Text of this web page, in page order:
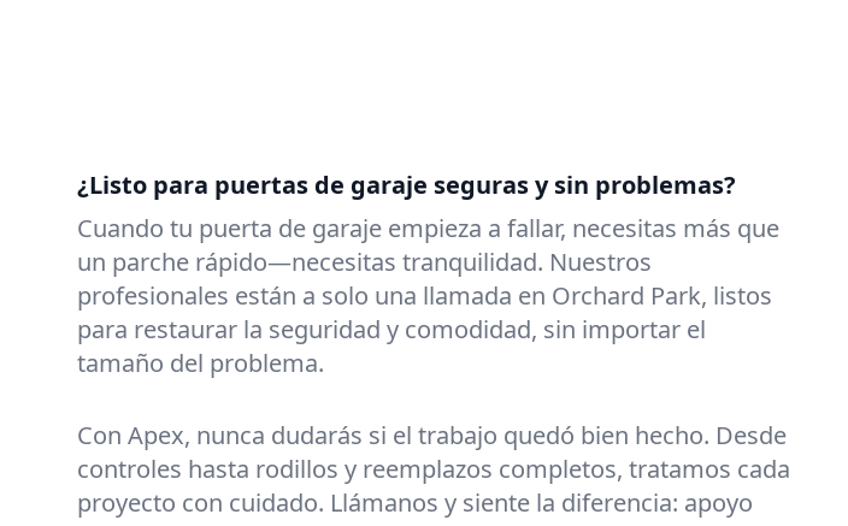
¿Listo para puertas de garaje seguras y sin problemas?
Cuando tu puerta de garaje empieza a fallar, necesitas más que
un parche rápido—necesitas tranquilidad. Nuestros
profesionales están a solo una llamada en Orchard Park, listos
para restaurar la seguridad y comodidad, sin importar el
tamaño del problema.
Con Apex, nunca dudarás si el trabajo quedó bien hecho. Desde
controles hasta rodillos y reemplazos completos, tratamos cada
proyecto con cuidado. Llámanos y siente la diferencia: apoyo